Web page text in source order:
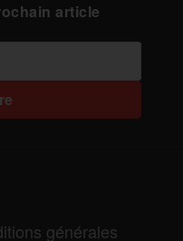
article
générales